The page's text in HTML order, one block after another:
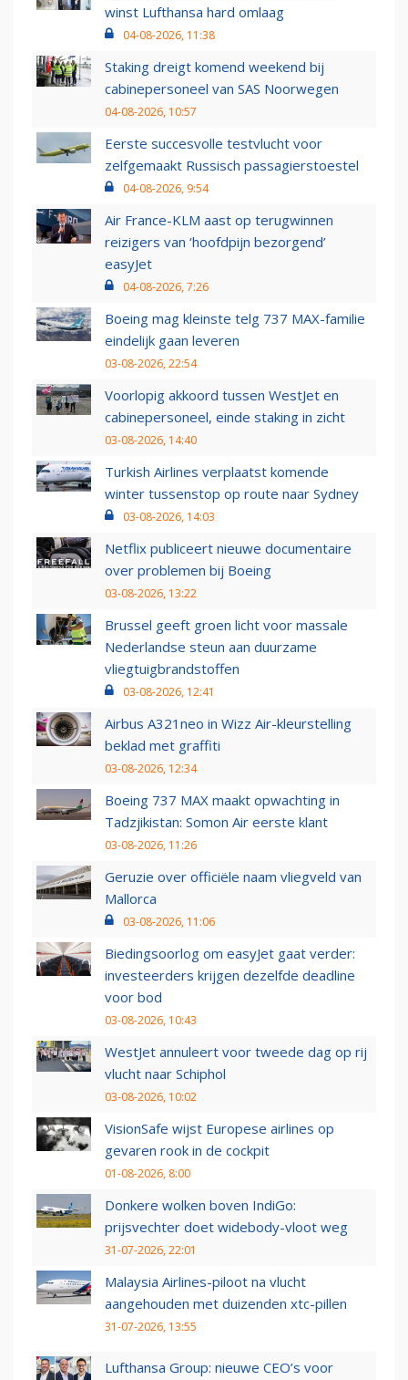
winst Lufthansa hard omlaag
04-08-2026, 11:38
Staking dreigt komend weekend bij
cabinepersoneel van SAS Noorwegen
04-08-2026, 10:57
Eerste succesvolle testvlucht voor
zelfgemaakt Russisch passagierstoestel
04-08-2026, 9:54
Air France-KLM aast op terugwinnen
reizigers van ‘hoofdpijn bezorgend’
easyJet
04-08-2026, 7:26
Boeing mag kleinste telg 737 MAX-familie
eindelijk gaan leveren
03-08-2026, 22:54
Voorlopig akkoord tussen WestJet en
cabinepersoneel, einde staking in zicht
03-08-2026, 14:40
Turkish Airlines verplaatst komende
winter tussenstop op route naar Sydney
03-08-2026, 14:03
Netflix publiceert nieuwe documentaire
over problemen bij Boeing
03-08-2026, 13:22
Brussel geeft groen licht voor massale
Nederlandse steun aan duurzame
vliegtuigbrandstoffen
03-08-2026, 12:41
Airbus A321neo in Wizz Air-kleurstelling
beklad met graffiti
03-08-2026, 12:34
Boeing 737 MAX maakt opwachting in
Tadzjikistan: Somon Air eerste klant
03-08-2026, 11:26
Geruzie over officiële naam vliegveld van
Mallorca
03-08-2026, 11:06
Biedingsoorlog om easyJet gaat verder:
investeerders krijgen dezelfde deadline
voor bod
03-08-2026, 10:43
WestJet annuleert voor tweede dag op rij
vlucht naar Schiphol
03-08-2026, 10:02
VisionSafe wijst Europese airlines op
gevaren rook in de cockpit
01-08-2026, 8:00
Donkere wolken boven IndiGo:
prijsvechter doet widebody-vloot weg
31-07-2026, 22:01
Malaysia Airlines-piloot na vlucht
aangehouden met duizenden xtc-pillen
31-07-2026, 13:55
Lufthansa Group: nieuwe CEO’s voor